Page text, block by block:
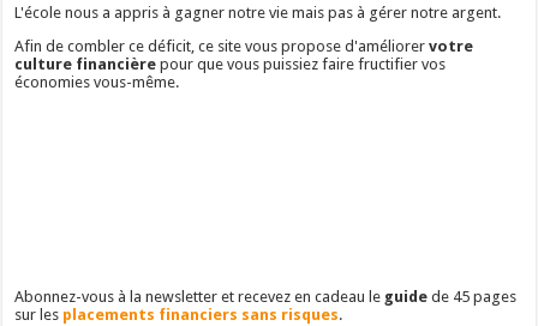
L'école nous a appris à gagner notre vie mais pas à gérer notre argent.
Afin de combler ce déficit, ce site vous propose d'améliorervotre
culture financière pour que vous puissiez faire fructifier vos
économies vous-même.
Abonnez-vous à la newsletter et recevez en cadeau le guide de 45 pages
sur les placements financiers sans risques.